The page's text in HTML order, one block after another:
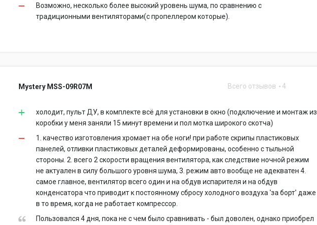
Возможно, несколько более высокий уровень шума, по сравнению с
традиционными вентиляторами(с пропеллером которые).
Mystery MSS-09R07M Всего отзывов 4
холодит, пульт ДУ, в комплекте всё для установки в окно (подключение и монтаж из
коробки у меня заняли 15 минут времени и пол мотка широкого скотча)
1. качество изготовления хромает на обе ноги! при работе скрипы пластиковых
панелей, отливки пластиковых деталей деформированы, особенно с тыльной
стороны. 2. всего 2 скорости вращения вентилятора, как следствие ночной режим
не актуален в силу большого уровня шума, 3. режим авто вообще не адекватен 4.
самое главное, вентилятор всего один и на обдув испарителя и на обдув
конденсатора что приводит к постоянному сбросу холодного воздуха 'за борт' даже
в то время, когда не работает компрессор.
Пользовался 4 дня, пока не с чем было сравнивать - был доволен, однако приобрел